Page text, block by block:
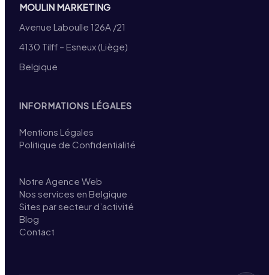
MOULIN MARKETING
Avenue Laboulle 126A /21
4130 Tilff – Esneux (Liège)
Belgique
INFORMATIONS LÉGALES
Mentions Légales
Politique de Confidentialité
Notre Agence Web
Nos services en Belgique
Sites par secteur d’activité
Blog
Contact